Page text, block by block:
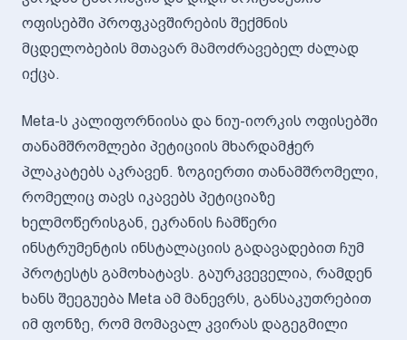
ოფისებში პროფკავშირების შექმნის
მცდელობების მთავარ მამოძრავებელ ძალად
იქცა.
Meta-ს კალიფორნიისა და ნიუ-იორკის ოფისებში
თანამშრომლები პეტიციის მხარდამჭერ
პლაკატებს აკრავენ. ზოგიერთი თანამშრომელი,
რომელიც თავს იკავებს პეტიციაზე
ხელმოწერისგან, ეკრანის ჩამწერი
ინსტრუმენტის ინსტალაციის გადავადებით ჩუმ
პროტესტს გამოხატავს. გაურკვეველია, რამდენ
ხანს შეეგუება Meta ამ მანევრს, განსაკუთრებით
იმ ფონზე, რომ მომავალ კვირას დაგეგმილი